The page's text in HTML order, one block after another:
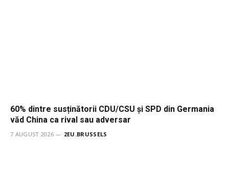
60% dintre susținătorii CDU/CSU și SPD din Germania
văd China ca rival sau adversar
7 AUGUST 2026 2EU.BRUSSELS